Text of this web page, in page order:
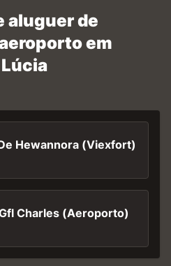
aluguer de
em
Hewannora (Viexfort)
Charles (Aeroporto)